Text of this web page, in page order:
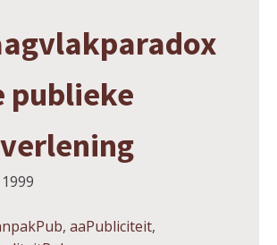
publieke
, aaPubliciteit,